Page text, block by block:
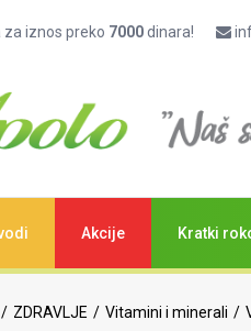
iznos preko 7000dinara!
Akcije Kratki
ZDRAVLJE Vitamini i minerali